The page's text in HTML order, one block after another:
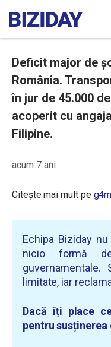
Deficit major de
România.
în jur de 45.000
acoperit cu
Filipine.
acum 7 ani
Citește mai mult pe
Echipa Biziday
nicio formă
limitate, iar
Dacă îți place
pentru susținerea